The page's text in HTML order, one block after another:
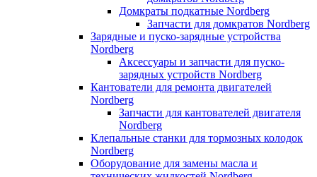
Домкраты подкатные Nordberg
Запчасти для домкратов Nordberg
Зарядные и пуско-зарядные устройства
Nordberg
Аксессуары и запчасти для пуско-
зарядных устройств Nordberg
Кантователи для ремонта двигателей
Nordberg
Запчасти для кантователей двигателя
Nordberg
Клепальные станки для тормозных колодок
Nordberg
Оборудование для замены масла и